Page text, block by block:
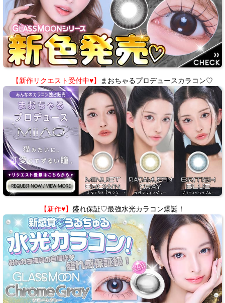
【新作リクエスト受付中♥】 まおちゃるプロデュースカラコン♡
【新作♥】 盛れ保証♡最強水光カラコン爆誕！